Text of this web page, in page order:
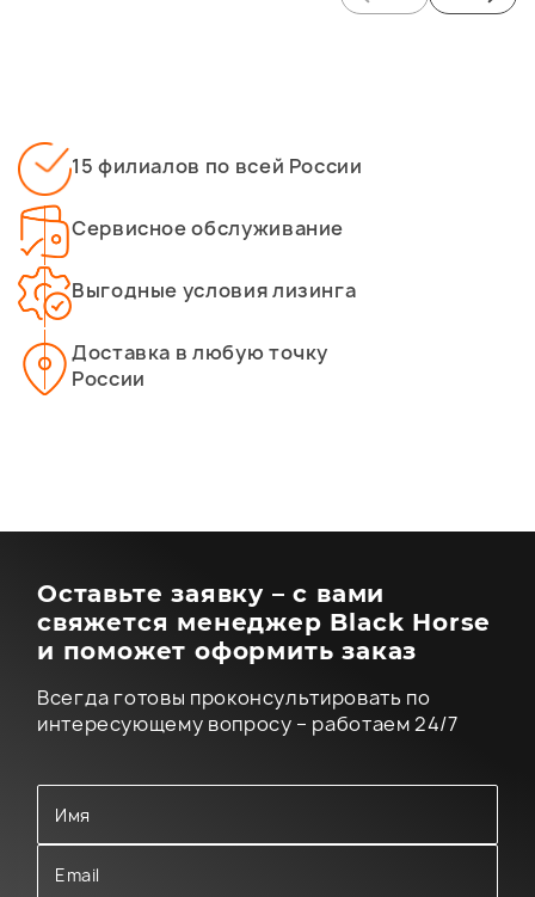
15 филиалов по всей России
Сервисное обслуживание
Выгодные условия лизинга
Доставка в любую точку
России
Оставьте заявку – с вами
свяжется менеджер Black Horse
и поможет оформить заказ
Всегда готовы проконсультировать по
интересующему вопросу – работаем 24/7